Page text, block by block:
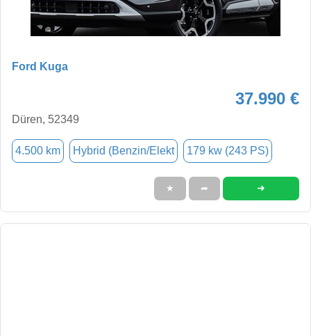
Ford Kuga
37.990 €
Düren, 52349
4.500 km Hybrid (Benzin/Elekt 179 kw (243 PS)
★ ➦ ➜